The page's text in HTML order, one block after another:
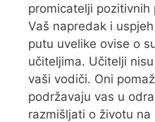
promicatelji
Vaš napredak i
putu uvelike ovise o
učiteljima. Učitelji
vaši vodiči. Oni
podržavaju vas u
razmišljati o životu na